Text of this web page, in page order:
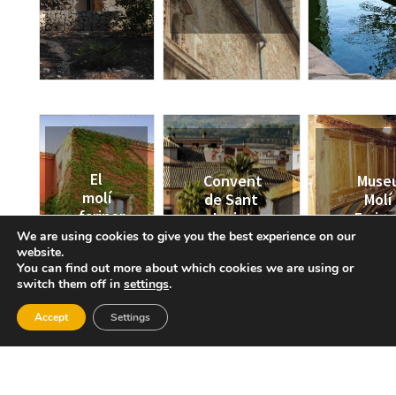
El
molí
fariner
Convent
de Sant
Jacint
Molí
We are using cookies to give you the best experience on our
website.
You can find out more about which cookies we are using or
switch them off in settings.
Accept Settings